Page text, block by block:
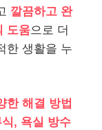
깔끔하고 완
도움으로 더
한 생활을 누
한 해결 방법
, 욕실 방수